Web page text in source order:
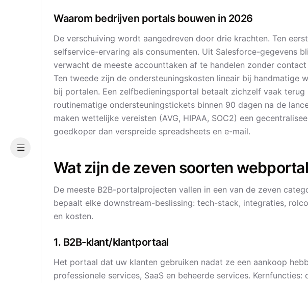
Menu
Waarom bedrijven portals bouwen in 2026
De verschuiving wordt aangedreven door drie krachten. Ten
selfservice-ervaring als consumenten. Uit Salesforce-gegevens
verwacht de meeste accounttaken af ​​te handelen zonder
Ten tweede zijn de ondersteuningskosten lineair bij handmatige
bij portalen. Een zelfbedieningsportal betaalt zichzelf vaak
routinematige ondersteuningstickets binnen 90 dagen na de
maken wettelijke vereisten (AVG, HIPAA, SOC2) een
goedkoper dan verspreide spreadsheets en e-mail.
Wat zijn de zeven soorten
De meeste B2B-portalprojecten vallen in een van de zeven
bepaalt elke downstream-beslissing: tech-stack, integraties,
en kosten.
1. B2B-klant/klantportaal
Het portaal dat uw klanten gebruiken nadat ze een aankoop
professionele services, SaaS en beheerde services. Kernfuncties: